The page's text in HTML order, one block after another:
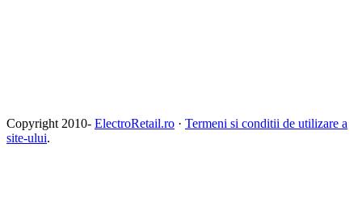
Copyright 2010- ElectroRetail.ro · Termeni si conditii de utilizare a
site-ului.